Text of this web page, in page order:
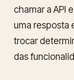
chamar a API
uma resposta
trocar
das